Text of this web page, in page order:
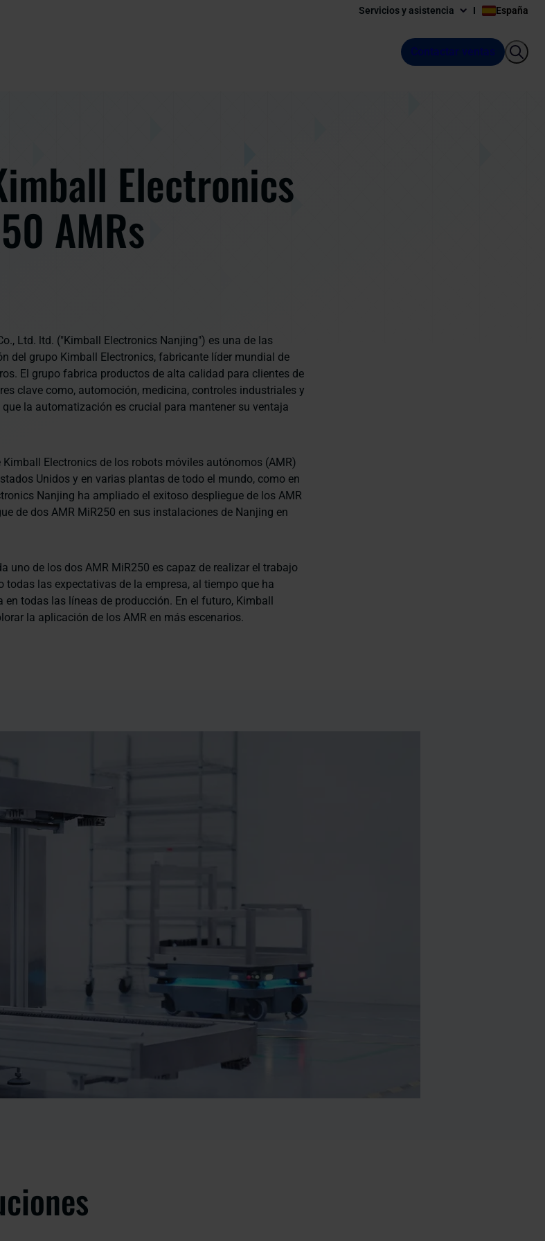
Servicios y asistencia España
Contactar ventas
Electronics
AMRs
Ltd. ltd. ("Kimball Electronics Nanjing") es una de las
del grupo Kimball Electronics, fabricante líder mundial de
El grupo fabrica productos de alta calidad para clientes de
clave como, automoción, medicina, controles industriales y
la automatización es crucial para mantener su ventaja
Kimball Electronics de los robots móviles autónomos (AMR)
Unidos y en varias plantas de todo el mundo, como en
Nanjing ha ampliado el exitoso despliegue de los AMR
de dos AMR MiR250 en sus instalaciones de Nanjing en
uno de los dos AMR MiR250 es capaz de realizar el trabajo
todas las expectativas de la empresa, al tiempo que ha
todas las líneas de producción. En el futuro, Kimball
la aplicación de los AMR en más escenarios.